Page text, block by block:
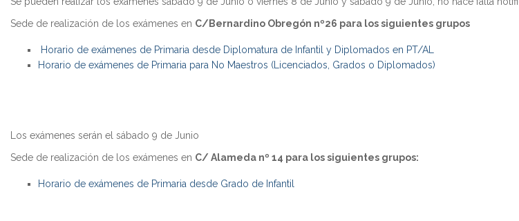
Sede de realización de los exámenes en C/Bernardino Obregón nº26 para los siguientes grupos
Horario de exámenes de Primaria desde Diplomatura de Infantil y Diplomados en PT/AL
Horario de exámenes de Primaria para No Maestros (Licenciados, Grados o Diplomados)
Los exámenes serán el sábado 9 de Junio
Sede de realización de los exámenes en C/ Alameda nº 14 para los siguientes grupos:
Horario de exámenes de Primaria desde Grado de Infantil